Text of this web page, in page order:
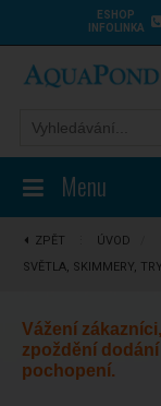
ESHOP
INFOLINKA
Menu
ZPĚT ÚVOD
SVĚTLA, SKIMMERY,
Vážení
zpoždění
pochopení.